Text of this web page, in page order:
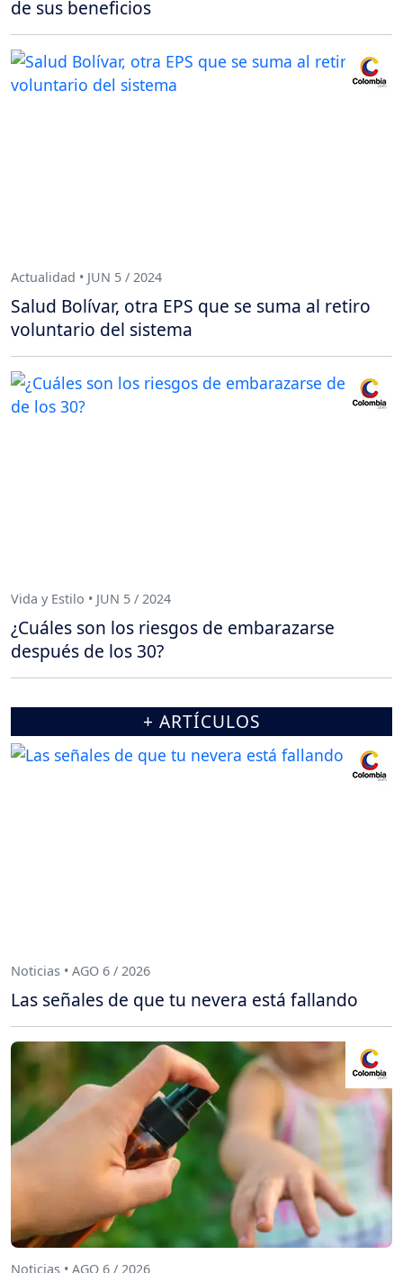
de sus beneficios
Actualidad • JUN 5 / 2024
Salud Bolívar, otra EPS que se suma al retiro
voluntario del sistema
Vida y Estilo • JUN 5 / 2024
¿Cuáles son los riesgos de embarazarse
después de los 30?
+ ARTÍCULOS
Noticias • AGO 6 / 2026
Las señales de que tu nevera está fallando
Noticias • AGO 6 / 2026